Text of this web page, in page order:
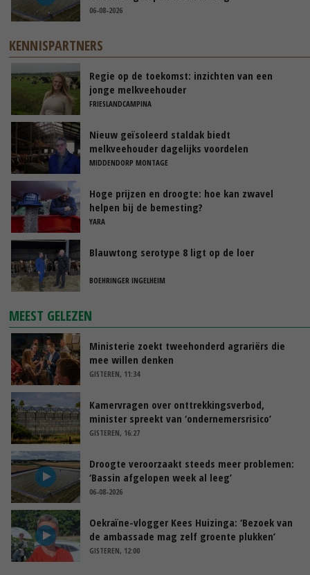
06-08-2026
KENNISPARTNERS
Regie op de toekomst: inzichten van een
jonge melkveehouder
FRIESLANDCAMPINA
Nieuw geïsoleerd staldak biedt
melkveehouder dagelijks voordelen
MIDDENDORP MONTAGE
Hoge prijzen en droogte: hoe kan zwavel
helpen bij de bemesting?
YARA
Blauwtong serotype 8 ligt op de loer
BOEHRINGER INGELHEIM
MEEST GELEZEN
Ministerie zoekt tweehonderd agrariërs die
mee willen denken
GISTEREN, 11:34
Kamervragen over onttrekkingsverbod,
minister spreekt van ‘ondernemersrisico’
GISTEREN, 16:27
Droogte veroorzaakt steeds meer problemen:
‘Bassin afgelopen week al leeg’
06-08-2026
Oekraïne-vlogger Kees Huizinga: ‘Bezoek van
de ambassade mag zelf groente plukken’
GISTEREN, 12:00